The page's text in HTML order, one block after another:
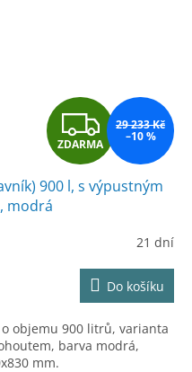
Z
D
A
M
A
ZDARMA
29 233 Kč
–10 %
900 l, s výpustným
modrá
21 dní
Do košíku
objemu 900 litrů, varianta
barva modrá,
mm.